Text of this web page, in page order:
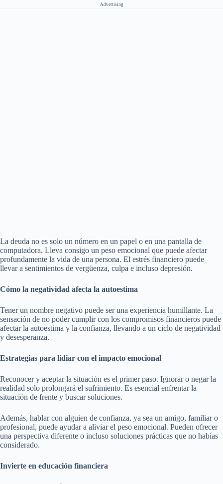
Advertising
La deuda no es solo un número en un papel o en una pantalla de
computadora. Lleva consigo un peso emocional que puede afectar
profundamente la vida de una persona. El estrés financiero puede
llevar a sentimientos de vergüenza, culpa e incluso depresión.
Cómo la negatividad afecta la autoestima
Tener un nombre negativo puede ser una experiencia humillante. La
sensación de no poder cumplir con los compromisos financieros puede
afectar la autoestima y la confianza, llevando a un ciclo de negatividad
y desesperanza.
Estrategias para lidiar con el impacto emocional
Reconocer y aceptar la situación es el primer paso. Ignorar o negar la
realidad solo prolongará el sufrimiento. Es esencial enfrentar la
situación de frente y buscar soluciones.
Además, hablar con alguien de confianza, ya sea un amigo, familiar o
profesional, puede ayudar a aliviar el peso emocional. Pueden ofrecer
una perspectiva diferente o incluso soluciones prácticas que no habías
considerado.
Invierte en educación financiera